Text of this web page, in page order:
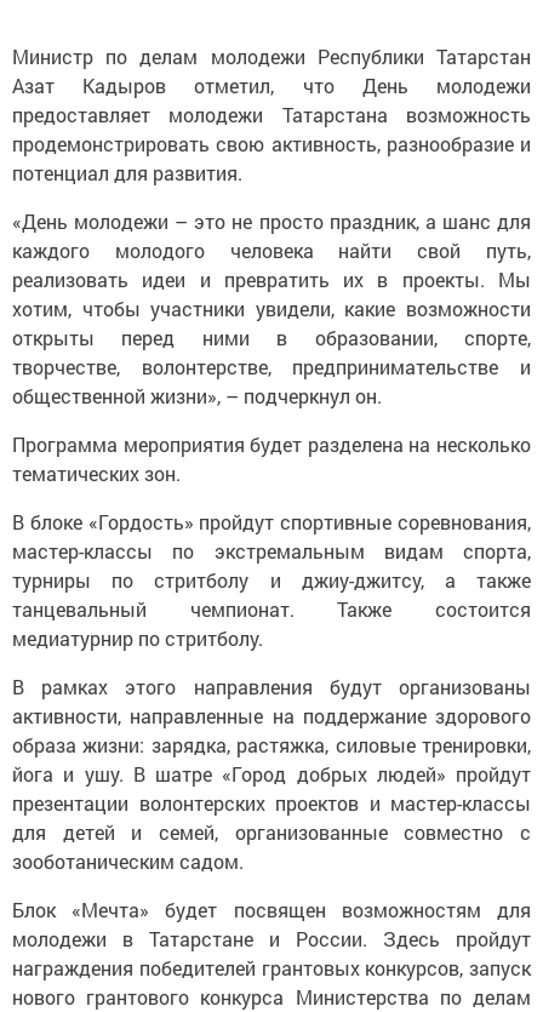
Министр по делам молодежи Республики Татарстан
Азат Кадыров отметил, что День молодежи
предоставляет молодежи Татарстана возможность
продемонстрировать свою активность, разнообразие и
потенциал для развития.
«День молодежи – это не просто праздник, а шанс для
каждого молодого человека найти свой путь,
реализовать идеи и превратить их в проекты. Мы
хотим, чтобы участники увидели, какие возможности
открыты перед ними в образовании, спорте,
творчестве, волонтерстве, предпринимательстве и
общественной жизни», – подчеркнул он.
Программа мероприятия будет разделена на несколько
тематических зон.
В блоке «Гордость» пройдут спортивные соревнования,
мастер-классы по экстремальным видам спорта,
турниры по стритболу и джиу-джитсу, а также
танцевальный чемпионат. Также состоится
медиатурнир по стритболу.
В рамках этого направления будут организованы
активности, направленные на поддержание здорового
образа жизни: зарядка, растяжка, силовые тренировки,
йога и ушу. В шатре «Город добрых людей» пройдут
презентации волонтерских проектов и мастер-классы
для детей и семей, организованные совместно с
зооботаническим садом.
Блок «Мечта» будет посвящен возможностям для
молодежи в Татарстане и России. Здесь пройдут
награждения победителей грантовых конкурсов, запуск
нового грантового конкурса Министерства по делам